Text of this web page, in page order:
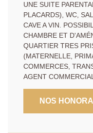
UNE SUITE
PLACARDS), WC,
CAVE A VIN.
CHAMBRE ET
QUARTIER TRES
(MATERNELLE,
COMMERCES,
AGENT
NOS